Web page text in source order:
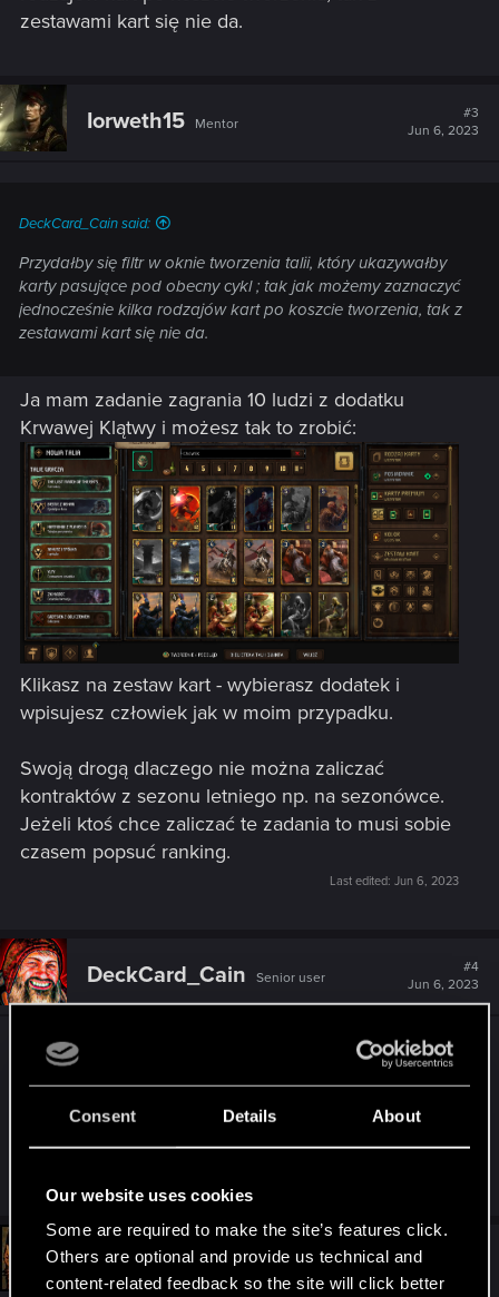
Consent Details About
Our website uses cookies
Some are required to make the site’s features click.
Others are optional and provide us technical and
content-related feedback so the site will click better
zestawami kart się nie da.
Iorweth15 Mentor
#3
Jun 6, 2023
DeckCard_Cain said:
Przydałby się filtr w oknie tworzenia talii, który ukazywałby
karty pasujące pod obecny cykl ; tak jak możemy zaznaczyć
jednocześnie kilka rodzajów kart po koszcie tworzenia, tak z
zestawami kart się nie da.
Ja mam zadanie zagrania 10 ludzi z dodatku
Krwawej Klątwy i możesz tak to zrobić:
Klikasz na zestaw kart - wybierasz dodatek i
wpisujesz człowiek jak w moim przypadku.
Swoją drogą dlaczego nie można zaliczać
kontraktów z sezonu letniego np. na sezonówce.
Jeżeli ktoś chce zaliczać te zadania to musi sobie
czasem popsuć ranking.
Last edited: Jun 6, 2023
DeckCard_Cain Senior user
#4
Jun 6, 2023
Przyznam się, że jeszcze nie grałem po wejściu
spodziewałem: sądziłem, że aby wykonywać
pat_811 Fresh user